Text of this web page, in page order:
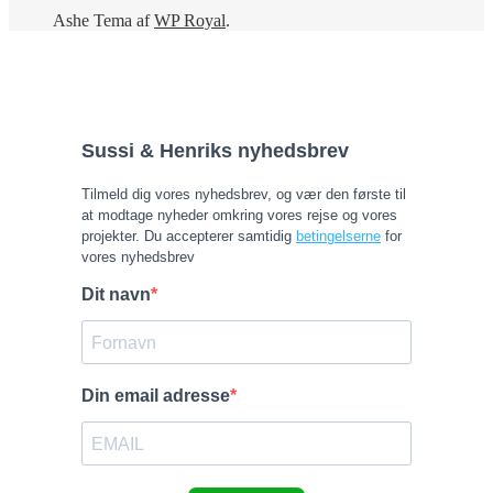
Ashe Tema afWP Royal.